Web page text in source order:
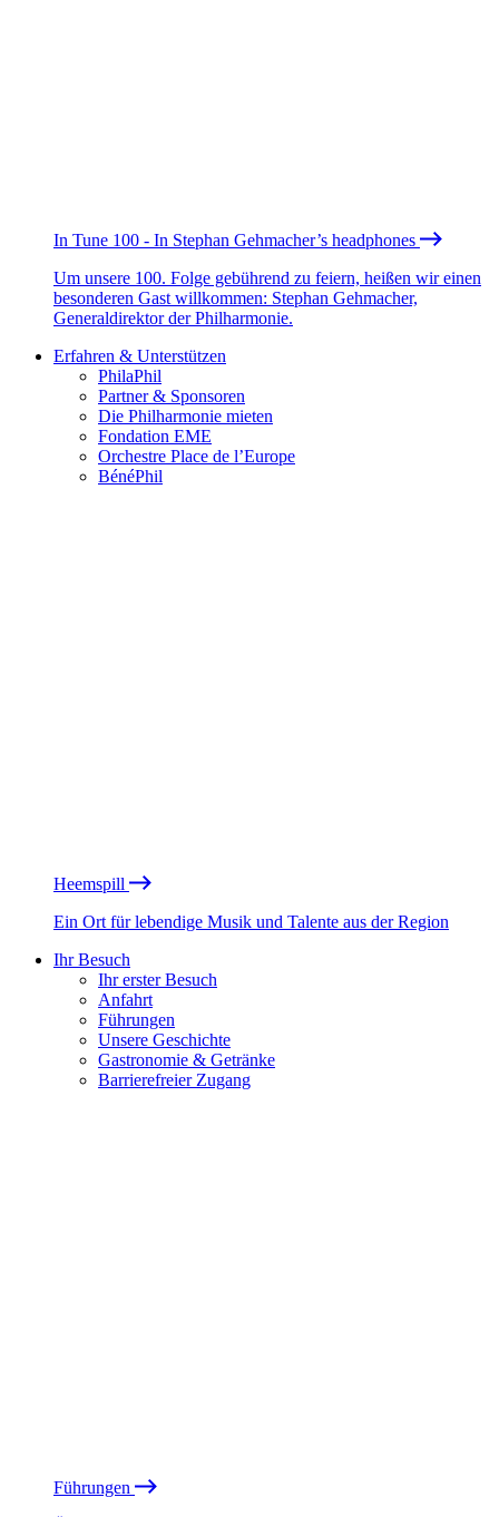
In Tune 100 - In Stephan Gehmacher’s headphones
Um unsere 100. Folge gebührend zu feiern, heißen wir einen
besonderen Gast willkommen: Stephan Gehmacher,
Generaldirektor der Philharmonie.
Erfahren & Unterstützen
PhilaPhil
Partner & Sponsoren
Die Philharmonie mieten
Fondation EME
Orchestre Place de l’Europe
BénéPhil
Heemspill
Ein Ort für lebendige Musik und Talente aus der Region
Ihr Besuch
Ihr erster Besuch
Anfahrt
Führungen
Unsere Geschichte
Gastronomie & Getränke
Barrierefreier Zugang
Führungen